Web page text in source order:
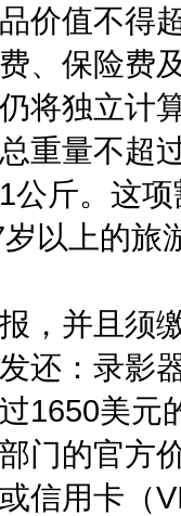
价值不得
、保险费
将独立计
重量不超
公斤。这
以上的旅
，并且须
还：录影
1650美元
门的官方
信用卡（